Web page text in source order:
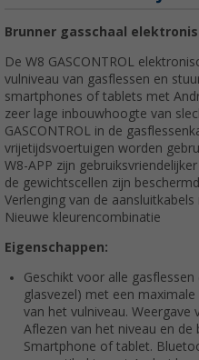
Brunner gasschaal
De W8 GASCONTROL
vulniveau van gasflessen en
smartphones of tablets met
zeer lage inbouwhoogte van
GASCONTROL in de
vrijetijdsvoertuigen worden
W8-APP zijn
de gewichtscellen zijn
Verlenging van de
Nieuwe kleurencombinatie
Eigenschappen:
Geschikt voor alle
glasvezel) met een
van het vulniveau. Weergave
Aflezen van het niveau en
Smartphone of tablet.